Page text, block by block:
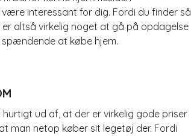
interessant for dig. Fordi du finder så
altså virkelig noget at gå på opdagelse
at købe hjem.
ud af, at der er virkelig gode priser
man netop køber sit legetøj der. Fordi